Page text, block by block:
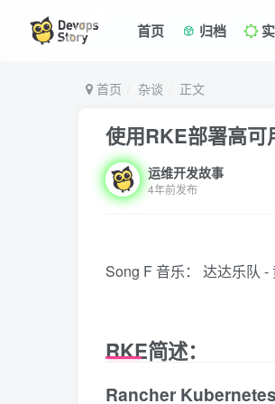
首页 归档
首页 杂谈 正文
使用RKE部署高
运维开发故事
4年前发布
Song F 音乐： 达达乐队 -
RKE简述：
Rancher